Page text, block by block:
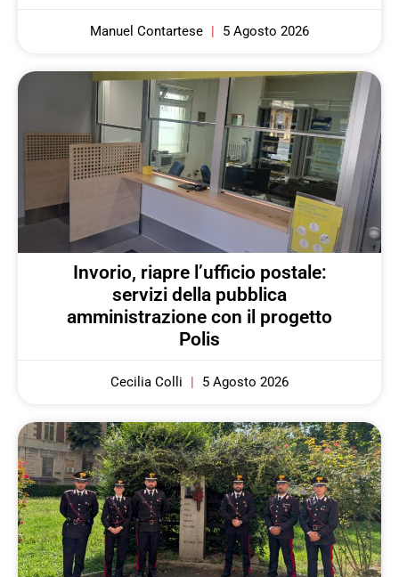
Manuel Contartese 5 Agosto 2026
Invorio, riapre l’ufficio postale:
servizi della pubblica
amministrazione con il progetto
Polis
Cecilia Colli 5 Agosto 2026